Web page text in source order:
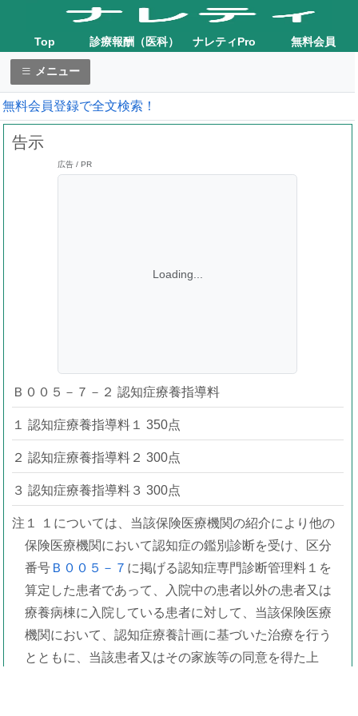
Top 診療報酬（医科） ナレティPro 無料会員
メニュー
無料会員登録で全文検索！
告示
広告 / PR
Loading...
Ｂ００５－７－２ 認知症療養指導料
１ 認知症療養指導料１ 350点
２ 認知症療養指導料２ 300点
３ 認知症療養指導料３ 300点
注１ １については、当該保険医療機関の紹介により他の
保険医療機関において認知症の鑑別診断を受け、区分
番号Ｂ００５－７ に掲げる認知症専門診断管理料１を
算定した患者であって、入院中の患者以外の患者又は
療養病棟に入院している患者に対して、当該保険医療
機関において、認知症療養計画に基づいた治療を行う
とともに、当該患者又はその家族等の同意を得た上